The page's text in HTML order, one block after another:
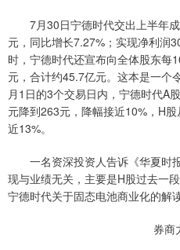
7月30日宁德时代交出上半年成
元，同比增长7.27%；实现净利润
时，宁德时代还宣布向全体股东每
元，合计约45.7亿元。这本是一个
月1日的3个交易日内，宁德时代A
元降到263元，降幅接近10%，H
近13%。
一名资深投资人告诉《华夏时
现与业绩无关，主要是H股过去一
宁德时代关于固态电池商业化的解
券商